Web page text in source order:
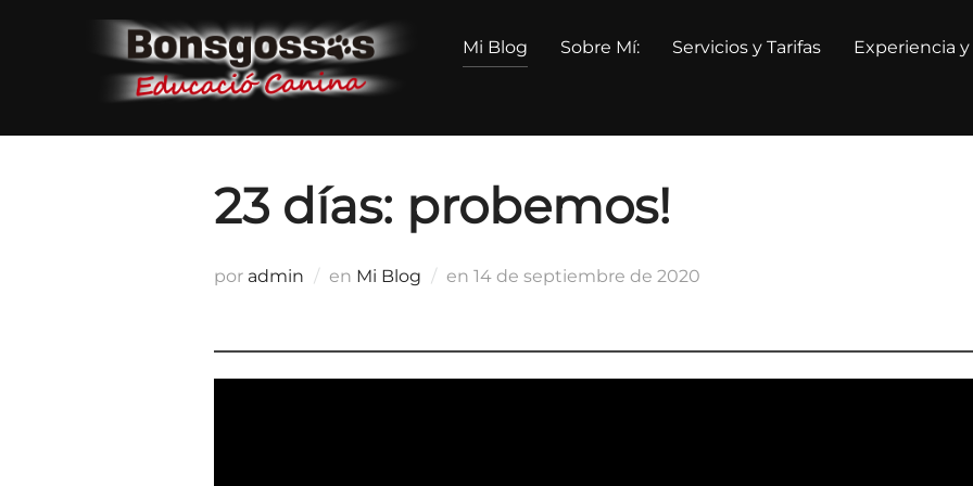
Mi Blog Sobre Mí: Servicios y Tarifas Experiencia
23 días: probemos!
por admin en Mi Blog en Publicado
14 de septiembre de 2020